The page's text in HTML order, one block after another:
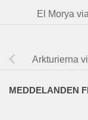
El Morya
Arkturierna
MEDDELANDEN